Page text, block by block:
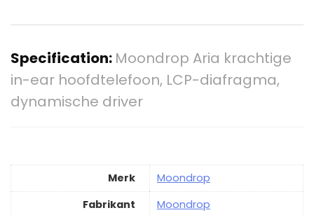
Specification: Moondrop Aria krachtige
in-ear hoofdtelefoon, LCP-diafragma,
dynamische driver
Merk
‎Moondrop
Fabrikant
‎Moondrop